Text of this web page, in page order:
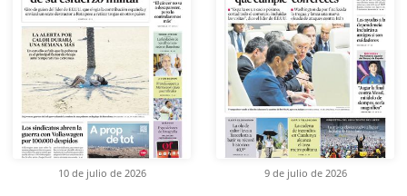
10 de julio de 2026 9 de julio de 2026